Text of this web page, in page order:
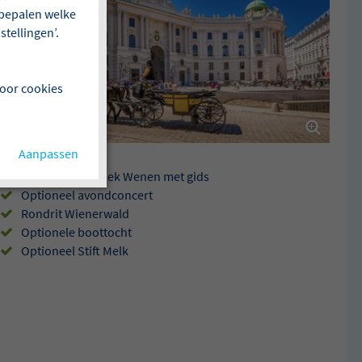
Uitgebreid bezoek Wenen met gids
Optioneel avondconcert
Rondrit Wienerwald
Optionele boottocht
Optioneel Stift Melk
welke
cookies
Aanpassen